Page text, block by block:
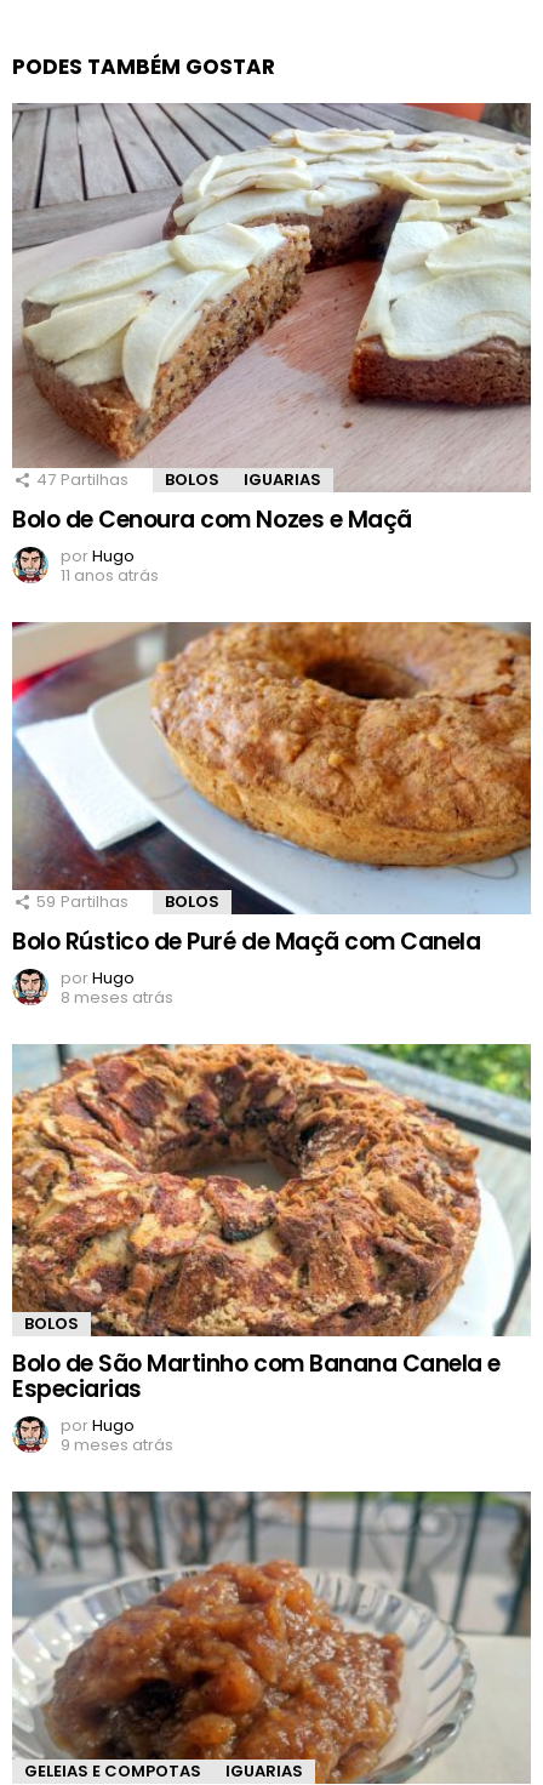
PODES TAMBÉM GOSTAR
47 Partilhas BOLOS IGUARIAS
Bolo de Cenoura com Nozes e Maçã
porHugo
11 anos atrás
59 Partilhas BOLOS
Bolo Rústico de Puré de Maçã com Canela
porHugo
8 meses atrás
BOLOS
Bolo de São Martinho com Banana Canela e
Especiarias
porHugo
9 meses atrás
GELEIAS E COMPOTAS IGUARIAS